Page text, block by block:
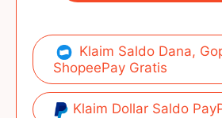
Klaim Saldo Dana,
ShopeePay Gratis
Klaim Dollar Saldo